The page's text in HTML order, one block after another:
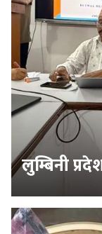
लुम्बिनी